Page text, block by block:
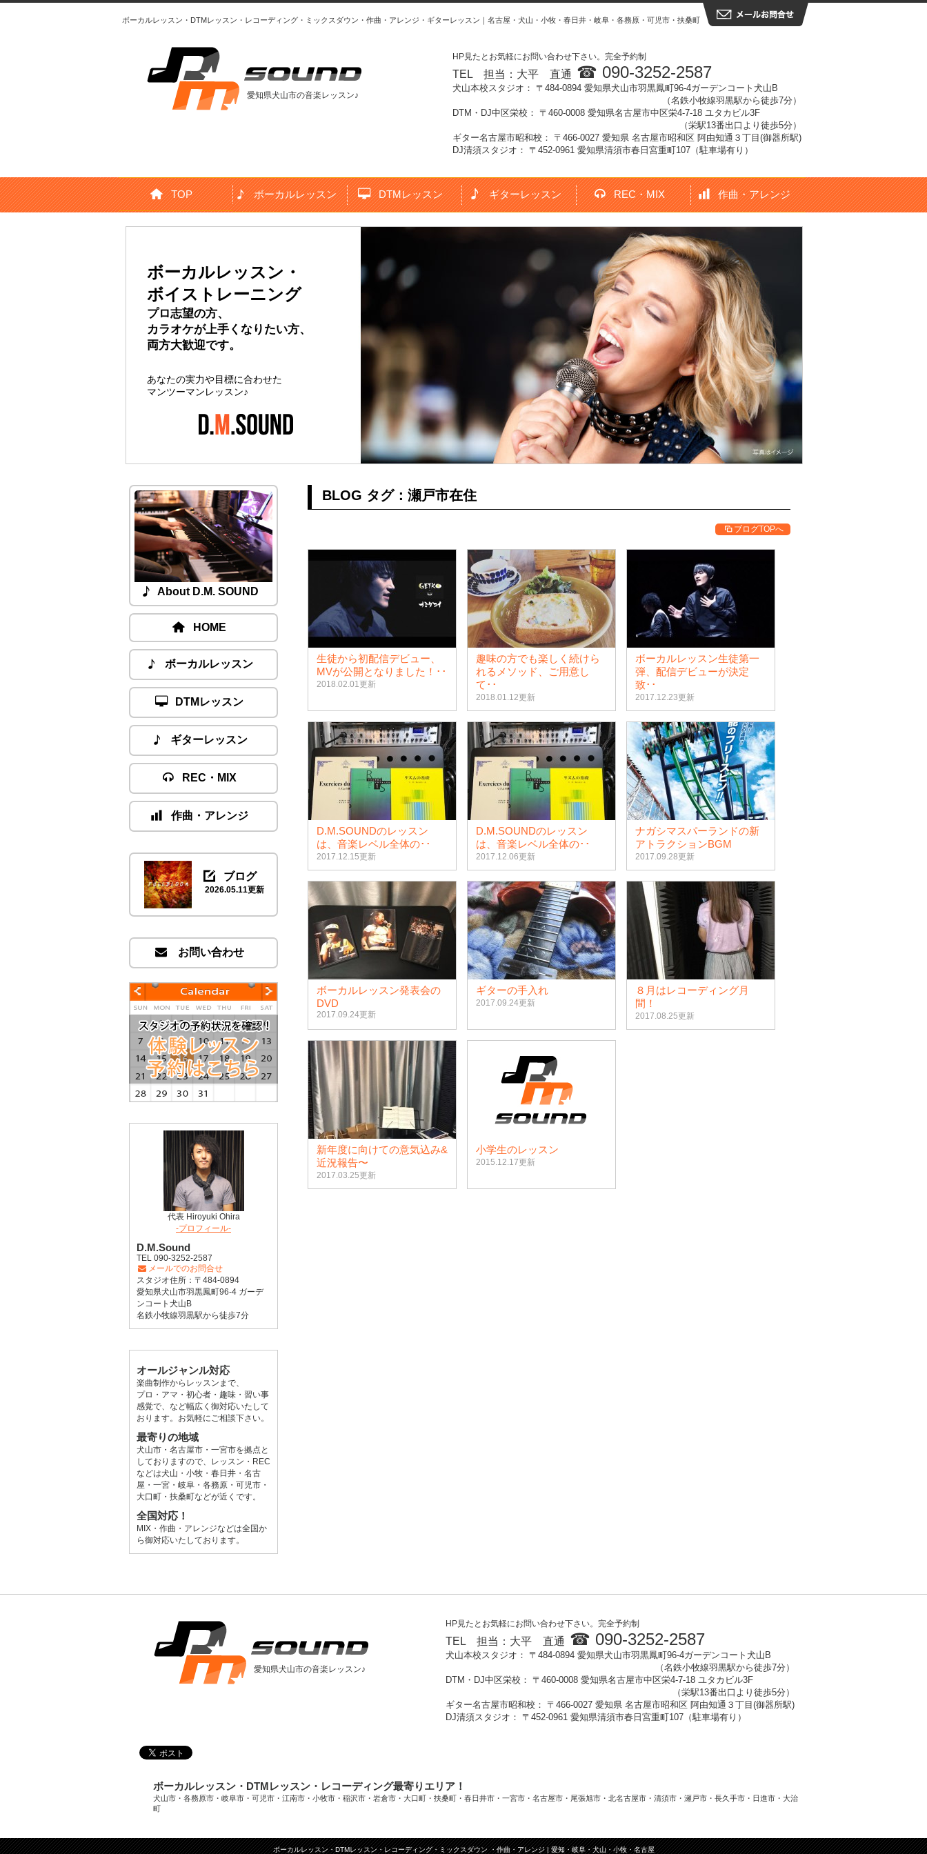
ボーカルレッスン・DTMレッスン・レコーディング・ミックスダウン・作曲・アレンジ・ギターレッスン｜名古屋・犬山・小牧・春日井・岐阜・各務原・可児市・扶桑町・大口町
HP見たとお気軽にお問い合わせ下さい。完全予約制
TEL 担当：大平 直通 ☎ 090-3252-2587
犬山本校スタジオ： 〒484-0894 愛知県犬山市羽黒鳳町96-4ガーデンコート犬山B
（名鉄小牧線羽黒駅から徒歩7分）
DTM・DJ中区栄校： 〒460-0008 愛知県名古屋市中区栄4-7-18 ユタカビル3F
（栄駅13番出口より徒歩5分）
ギター名古屋市昭和校： 〒466-0027 愛知県 名古屋市昭和区 阿由知通３丁目(御器所駅)
DJ清須スタジオ： 〒452-0961 愛知県清須市春日宮重町107（駐車場有り）
愛知県犬山市の音楽レッスン♪
TOP ボーカルレッスン DTMレッスン ギターレッスン REC・MIX 作曲・アレンジ
DTM・DAWレッスン
初心者の方、スキルアップ希望の方
とにかくパソコンで曲を作ってみた
いなど大歓迎！
て曲を制作します。
ボーカルレッスン・
ボイストレーニング
プロ志望の方、
カラオケが上手くなりたい方、
両方大歓迎です。
あなたの実力や目標に合わせた
マンツーマンレッスン♪
BLOG タグ：瀬戸市在住
ブログTOPへ
生徒から初配信デビュー、
MVが公開となりました！･･
2018.02.01更新
趣味の方でも楽しく続けら
れるメソッド、ご用意し
て･･
2018.01.12更新
ボーカルレッスン生徒第一
弾、配信デビューが決定
致･･
2017.12.23更新
D.M.SOUNDのレッスン
は、音楽レベル全体の･･
2017.12.15更新
D.M.SOUNDのレッスン
は、音楽レベル全体の･･
2017.12.06更新
ナガシマスパーランドの新
アトラクションBGM
2017.09.28更新
ボーカルレッスン発表会の
DVD
2017.09.24更新
ギターの手入れ
2017.09.24更新
８月はレコーディング月
間！
2017.08.25更新
新年度に向けての意気込み&
近況報告〜
2017.03.25更新
小学生のレッスン
2015.12.17更新
About D.M. SOUND
HOME
ボーカルレッスン
DTMレッスン
ギターレッスン
REC・MIX
作曲・アレンジ
ブログ
2026.05.11更新
お問い合わせ
代表 Hiroyuki Ohira
-プロフィール-
D.M.Sound
TEL 090-3252-2587
メールでのお問合せ
スタジオ住所：〒484-0894
愛知県犬山市羽黒鳳町96-4 ガーデ
ンコート犬山B
名鉄小牧線羽黒駅から徒歩7分
オールジャンル対応
楽曲制作からレッスンまで、
プロ・アマ・初心者・趣味・習い事
感覚で、など幅広く御対応いたして
おります。お気軽にご相談下さい。
最寄りの地域
犬山市・名古屋市・一宮市を拠点と
しておりますので、レッスン・REC
などは犬山・小牧・春日井・名古
屋・一宮・岐阜・各務原・可児市・
大口町・扶桑町などが近くです。
全国対応！
MIX・作曲・アレンジなどは全国か
ら御対応いたしております。
HP見たとお気軽にお問い合わせ下さい。完全予約制
TEL 担当：大平 直通 ☎ 090-3252-2587
犬山本校スタジオ： 〒484-0894 愛知県犬山市羽黒鳳町96-4ガーデンコート犬山B
（名鉄小牧線羽黒駅から徒歩7分）
DTM・DJ中区栄校： 〒460-0008 愛知県名古屋市中区栄4-7-18 ユタカビル3F
（栄駅13番出口より徒歩5分）
ギター名古屋市昭和校： 〒466-0027 愛知県 名古屋市昭和区 阿由知通３丁目(御器所駅)
DJ清須スタジオ： 〒452-0961 愛知県清須市春日宮重町107（駐車場有り）
愛知県犬山市の音楽レッスン♪
ボーカルレッスン・DTMレッスン・レコーディング最寄りエリア！
犬山市・各務原市・岐阜市・可児市・江南市・小牧市・稲沢市・岩倉市・大口町・扶桑町・春日井市・一宮市・名古屋市・尾張旭市・北名古屋市・清須市・瀬戸市・長久手市・日進市・大治
町
ボーカルレッスン・DTMレッスン・レコーディング・ミックスダウン ・作曲・アレンジ | 愛知・岐阜・犬山・小牧・名古屋